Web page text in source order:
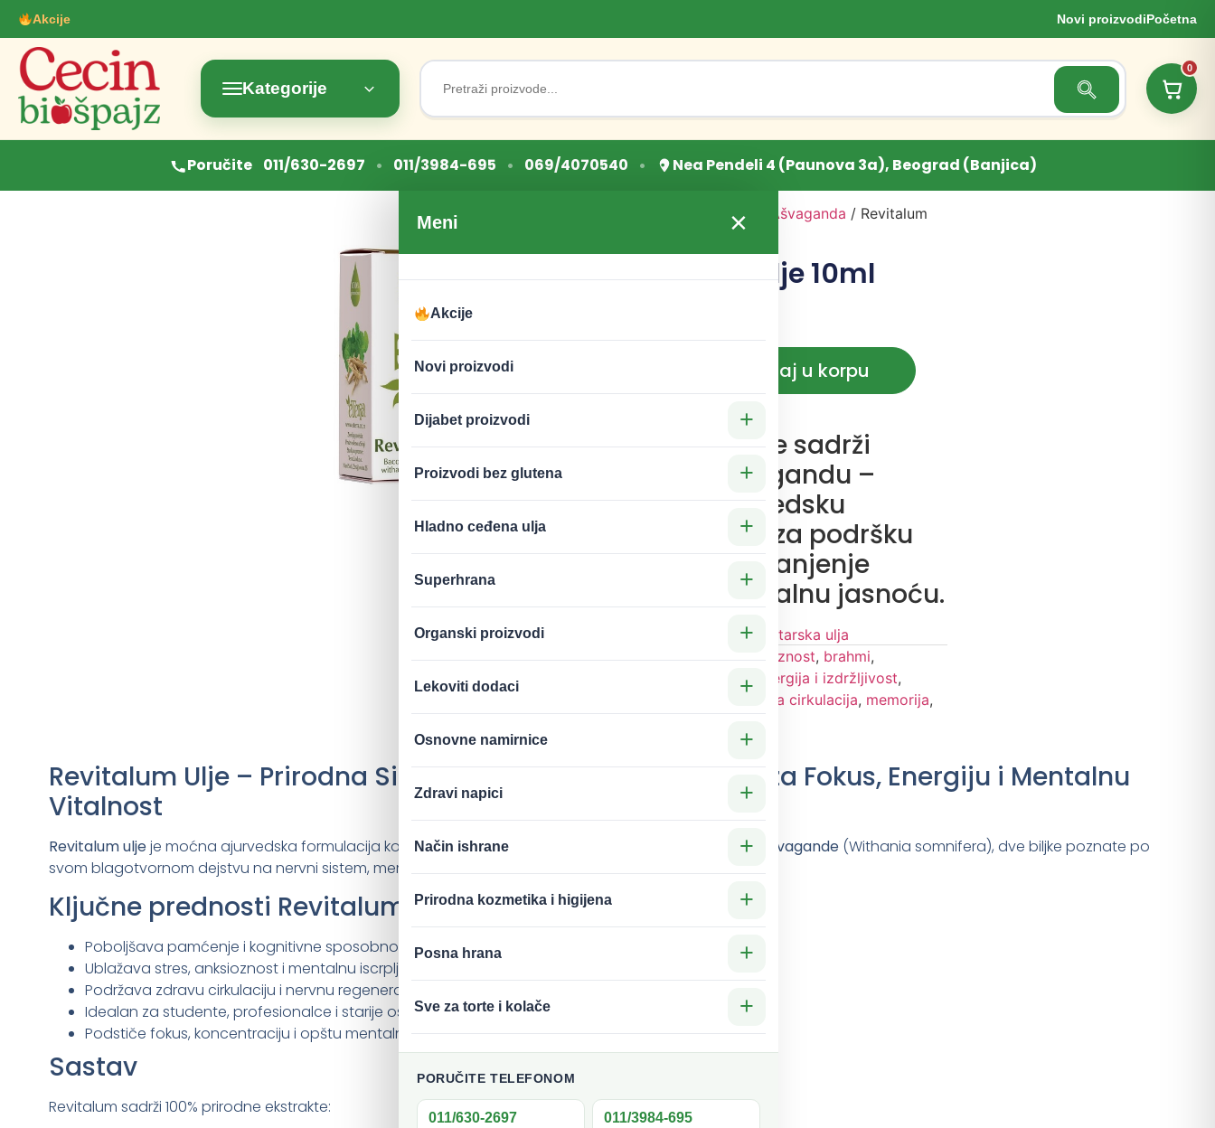
Akcije Novi proizvodiPočetna
Kategorije
Search
for:
Search Button
0
Poručite 011/630-2697 • 011/3984-695 • 069/4070540 • Nea Pendeli 4 (Paunova 3a), Beograd (Banjica)
Meni ×
Akcije
Novi proizvodi
Dijabet proizvodi +
Proizvodi bez glutena +
Hladno ceđena ulja +
Superhrana +
Organski proizvodi +
Lekoviti dodaci +
Osnovne namirnice +
Zdravi napici +
Način ishrane +
Prirodna kozmetika i higijena +
Posna hrana +
Sve za torte i kolače +
PORUČITE TELEFONOM
011/630-2697 011/3984-695
Superhrana Ašvaganda / Revitalum
Revitalum ulje 10ml
Dodaj u korpu
Revitalum ulje sadrži
brami i ašvagandu –
moćnu ajurvedsku
kombinaciju za podršku
memoriji, smanjenje
stresa i mentalnu jasnoću.
Ašvaganda
Etarska ulja
Oznake ajurveda,anksioznost, brahmi,
depresija energija i izdržljivost,
loša cirkulacija, memorija,
Revitalum Ulje – Prirodna Sinergija Bramija i Ašvagande za Fokus, Energiju i Mentalnu
Vitalnost
Revitalum uljeje moćna ajurvedska formulacija koja kombinuje ekstrakte (Bacopa monnieri) i Ašvagande(Withania somnifera), dve biljke poznate po
svom blagotvornom dejstvu na nervni sistem, memoriju i otpornost organizma na stres.
Ključne prednosti Revitaluma:
Poboljšava pamćenje i kognitivne sposobnosti
Ublažava stres, anksioznost i mentalnu iscrpljenost
Podržava zdravu cirkulaciju i nervnu regeneraciju
Idealan za studente, profesionalce i starije osobe
Podstiče fokus, koncentraciju i opštu mentalnu vitalnost
Sastav
Revitalum sadrži 100% prirodne ekstrakte: